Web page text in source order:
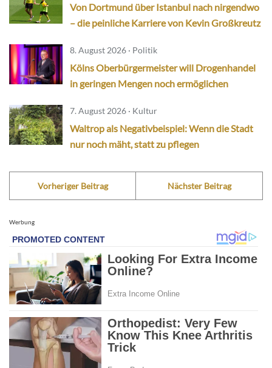
Von Dortmund über Istanbul nach nirgendwo
– die peinliche Karriere von Kevin Großkreutz
8. August 2026 · Politik
Kölns Oberbürgermeister will Drogenhandel
in geringen Mengen noch ermöglichen
7. August 2026 · Kultur
Waltrop als Negativbeispiel: Wenn die Stadt
nur noch mäht, statt zu pflegen
Vorheriger Beitrag Nächster Beitrag
Werbung